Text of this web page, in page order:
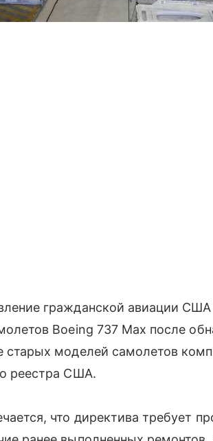
гражданской авиации
Boeing 737 Max после
старых моделей самолетов
реестра США.
что директива требует